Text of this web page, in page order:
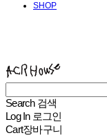
SHOP
Search 검색
Log In 로그인
Cart장바구니